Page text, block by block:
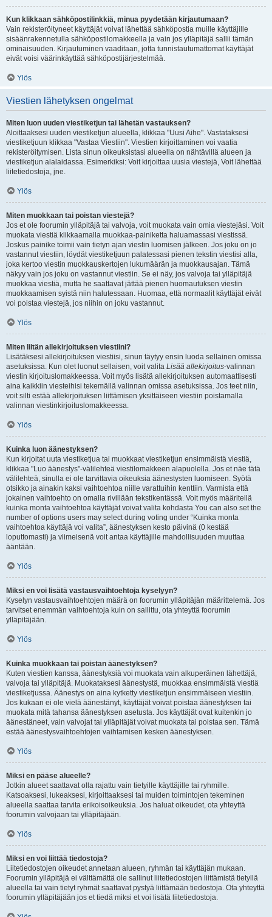
Kun klikkaan sähköpostilinkkiä, minua pyydetään kirjautumaan?
Vain rekisteröityneet käyttäjät voivat lähettää sähköpostia muille käyttäjille
sisäänrakennetulla sähköpostilomakkeella ja vain jos ylläpitäjä sallii tämän
ominaisuuden. Kirjautuminen vaaditaan, jotta tunnistautumattomat käyttäjät
eivät voisi väärinkäyttää sähköpostijärjestelmää.
Ylös
Viestien lähetyksen ongelmat
Miten luon uuden viestiketjun tai lähetän vastauksen?
Aloittaaksesi uuden viestiketjun alueella, klikkaa "Uusi Aihe". Vastataksesi
viestiketjuun klikkaa "Vastaa Viestiin". Viestien kirjoittaminen voi vaatia
rekisteröitymisen. Lista sinun oikeuksistasi alueella on nähtävillä alueen ja
viestiketjun alalaidassa. Esimerkiksi: Voit kirjoittaa uusia viestejä, Voit lähettää
liitetiedostoja, jne.
Ylös
Miten muokkaan tai poistan viestejä?
Jos et ole foorumin ylläpitäjä tai valvoja, voit muokata vain omia viestejäsi. Voit
muokata viestiä klikkaamalla muokkaa-painiketta haluamassasi viestissä.
Joskus painike toimii vain tietyn ajan viestin luomisen jälkeen. Jos joku on jo
vastannut viestiin, löydät viestiketjuun palatessasi pienen tekstin viestisi alla,
joka kertoo viestin muokkauskertojen lukumäärän ja muokkausajan. Tämä
näkyy vain jos joku on vastannut viestiin. Se ei näy, jos valvoja tai ylläpitäjä
muokkaa viestiä, mutta he saattavat jättää pienen huomautuksen viestin
muokkaamisen syistä niin halutessaan. Huomaa, että normaalit käyttäjät eivät
voi poistaa viestejä, jos niihin on joku vastannut.
Ylös
Miten liitän allekirjoituksen viestiini?
Lisätäksesi allekirjoituksen viestiisi, sinun täytyy ensin luoda sellainen omissa
asetuksissa. Kun olet luonut sellaisen, voit valita Lisää allekirjoitus-valinnan
viestin kirjoituslomakkeessa. Voit myös lisätä allekirjoituksen automaattisesti
aina kaikkiin viesteihisi tekemällä valinnan omissa asetuksissa. Jos teet niin,
voit silti estää allekirjoituksen liittämisen yksittäiseen viestiin poistamalla
valinnan viestinkirjoituslomakkeessa.
Ylös
Kuinka luon äänestyksen?
Kun kirjoitat uuta viestiketjua tai muokkaat viestiketjun ensimmäistä viestiä,
klikkaa "Luo äänestys"-välilehteä viestilomakkeen alapuolella. Jos et näe tätä
välilehteä, sinulla ei ole tarvittavia oikeuksia äänestysten luomiseen. Syötä
otsikko ja ainakin kaksi vaihtoehtoa niille varattuihin kenttiin. Varmista että
jokainen vaihtoehto on omalla rivillään tekstikentässä. Voit myös määritellä
kuinka monta vaihtoehtoa käyttäjät voivat valita kohdasta You can also set the
number of options users may select during voting under “Kuinka monta
vaihtoehtoa käyttäjä voi valita”, äänestyksen kesto päivinä (0 kestää
loputtomasti) ja viimeisenä voit antaa käyttäjille mahdollisuuden muuttaa
ääntään.
Ylös
Miksi en voi lisätä vastausvaihtoehtoja kyselyyn?
Kyselyn vastausvaihtoehtojen määrä on foorumin ylläpitäjän määrittelemä. Jos
tarvitset enemmän vaihtoehtoja kuin on sallittu, ota yhteyttä foorumin
ylläpitäjään.
Ylös
Kuinka muokkaan tai poistan äänestyksen?
Kuten viestien kanssa, äänestyksiä voi muokata vain alkuperäinen lähettäjä,
valvoja tai ylläpitäjä. Muokataksesi äänestystä, muokkaa ensimmäistä viestiä
viestiketjussa. Äänestys on aina kytketty viestiketjun ensimmäiseen viestiin.
Jos kukaan ei ole vielä äänestänyt, käyttäjät voivat poistaa äänestyksen tai
muokata mitä tahansa äänestyksen asetusta. Jos käyttäjät ovat kuitenkin jo
äänestäneet, vain valvojat tai ylläpitäjät voivat muokata tai poistaa sen. Tämä
estää äänestysvaihtoehtojen vaihtamisen kesken äänestyksen.
Ylös
Miksi en pääse alueelle?
Jotkin alueet saattavat olla rajattu vain tietyille käyttäjille tai ryhmille.
Katsoaksesi, lukeaksesi, kirjoittaaksesi tai muiden toimintojen tekeminen
alueella saattaa tarvita erikoisoikeuksia. Jos haluat oikeudet, ota yhteyttä
foorumin valvojaan tai ylläpitäjään.
Ylös
Miksi en voi liittää tiedostoja?
Liitetiedostojen oikeudet annetaan alueen, ryhmän tai käyttäjän mukaan.
Foorumin ylläpitäjä ei välttämättä ole sallinut liitetiedostojen liittämistä tietyllä
alueella tai vain tietyt ryhmät saattavat pystyä liittämään tiedostoja. Ota yhteyttä
foorumin ylläpitäjään jos et tiedä miksi et voi lisätä liitetiedostoja.